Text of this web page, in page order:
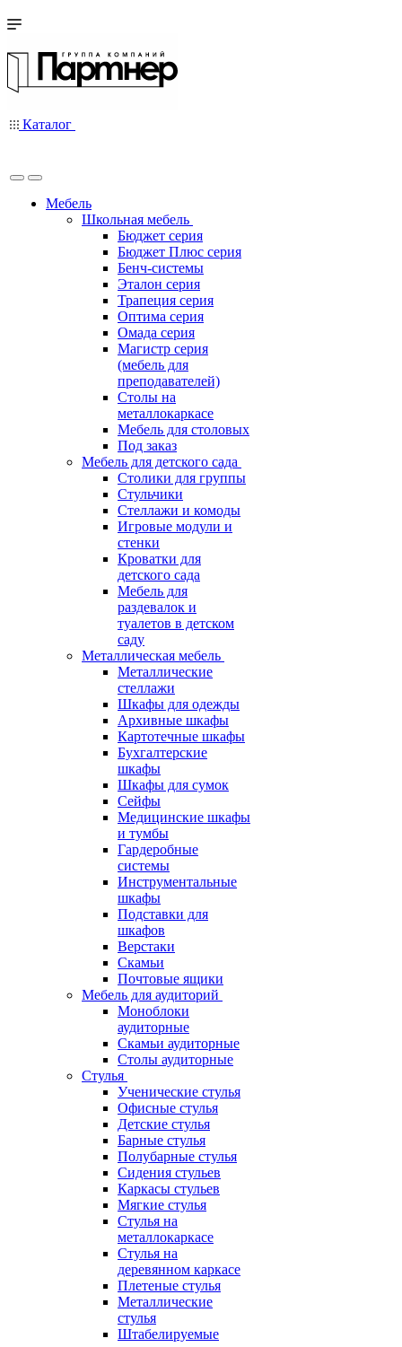
Каталог
Мебель
Школьная мебель
Бюджет серия
Бюджет Плюс серия
Бенч-системы
Эталон серия
Трапеция серия
Оптима серия
Омада серия
Магистр серия
(мебель для
преподавателей)
Столы на
металлокаркасе
Мебель для столовых
Под заказ
Мебель для детского сада
Столики для группы
Стульчики
Стеллажи и комоды
Игровые модули и
стенки
Кроватки для
детского сада
Мебель для
раздевалок и
туалетов в детском
саду
Металлическая мебель
Металлические
стеллажи
Шкафы для одежды
Архивные шкафы
Картотечные шкафы
Бухгалтерские
шкафы
Шкафы для сумок
Сейфы
Медицинские шкафы
и тумбы
Гардеробные
системы
Инструментальные
шкафы
Подставки для
шкафов
Верстаки
Скамьи
Почтовые ящики
Мебель для аудиторий
Моноблоки
аудиторные
Скамьи аудиторные
Столы аудиторные
Стулья
Ученические стулья
Офисные стулья
Детские стулья
Барные стулья
Полубарные стулья
Сидения стульев
Каркасы стульев
Мягкие стулья
Стулья на
металлокаркасе
Стулья на
деревянном каркасе
Плетеные стулья
Металлические
стулья
Штабелируемые